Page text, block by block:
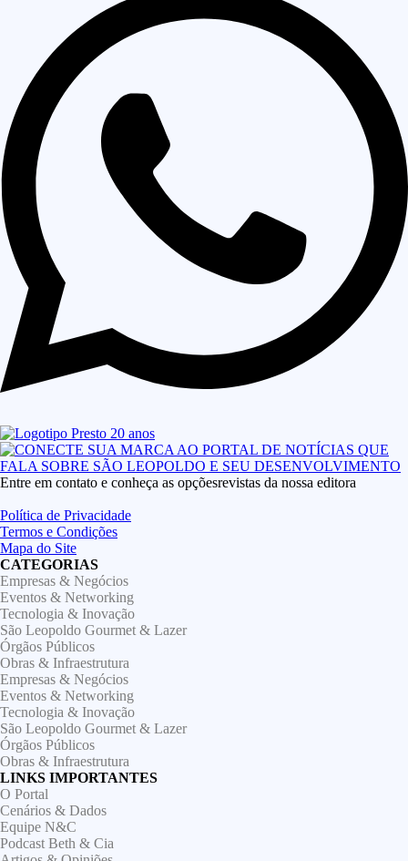
Entre em contato e conheça as opçõesrevistas da nossa editora
Política de Privacidade
Termos e Condições
Mapa do Site
CATEGORIAS
Empresas & Negócios
Eventos & Networking
Tecnologia & Inovação
São Leopoldo Gourmet & Lazer
Órgãos Públicos
Obras & Infraestrutura
Empresas & Negócios
Eventos & Networking
Tecnologia & Inovação
São Leopoldo Gourmet & Lazer
Órgãos Públicos
Obras & Infraestrutura
LINKS IMPORTANTES
O Portal
Cenários & Dados
Equipe N&C
Podcast Beth & Cia